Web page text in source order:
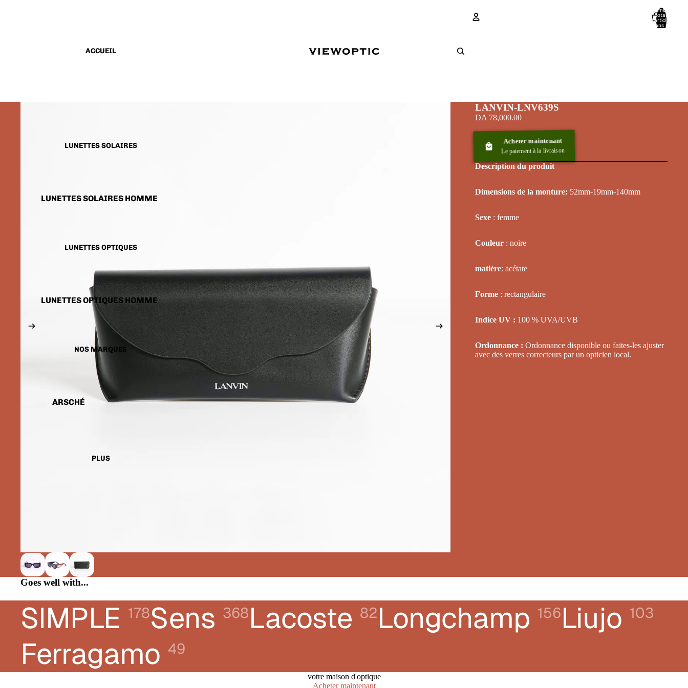
ACCUEIL
LUNETTES SOLAIRES
LUNETTES SOLAIRES HOMME
ENFANTSLUNETTES OPTIQUES
LUNETTES OPTIQUES HOMME
LUNETTES OPTIQUES FEMME
LUNETTES OPTIQUES
ENFANTSNOS MARQUES
ARSCHÉ
FRED
GUCCI
KARL LAGERFELD JEANS
LANVIN
LONGCHAMP
MONTBLANC
PLUS
Nombre
total
d’articles
dans le
LANVIN-LNV639S
DA 78,000.00
Acheter maintenant
Le paiement à la livraison
Description du produit
Dimensions de la monture: 52mm-19mm-140mm
Sexe : femme
Couleur : noire
matière: acétate
Forme : rectangulaire
Indice UV : 100 % UVA/UVB
Ordonnance : Ordonnance disponible ou faites-les ajuster
avec des verres correcteurs par un opticien local.
Goes well with...
SIMPLE 178Sens 368Lacoste 82Longchamp 156Liujo 103
Ferragamo 49
votre maison d'optique
Acheter maintenant